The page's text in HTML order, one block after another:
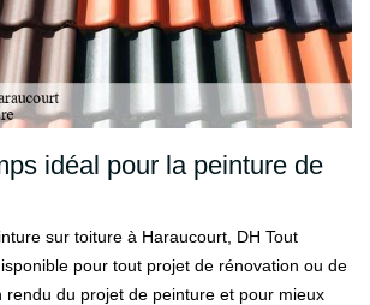
idéal pour la peinture de
sur toiture à Haraucourt, DH Tout
pour tout projet de rénovation ou de
rendu du projet de peinture et pour mieux